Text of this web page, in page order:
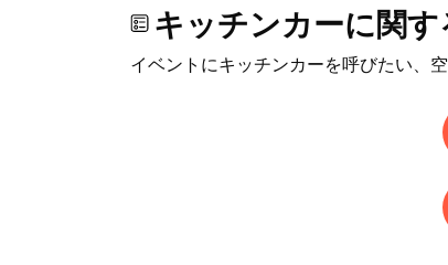
キッチンカーに関
イベントにキッチンカーを呼びたい、